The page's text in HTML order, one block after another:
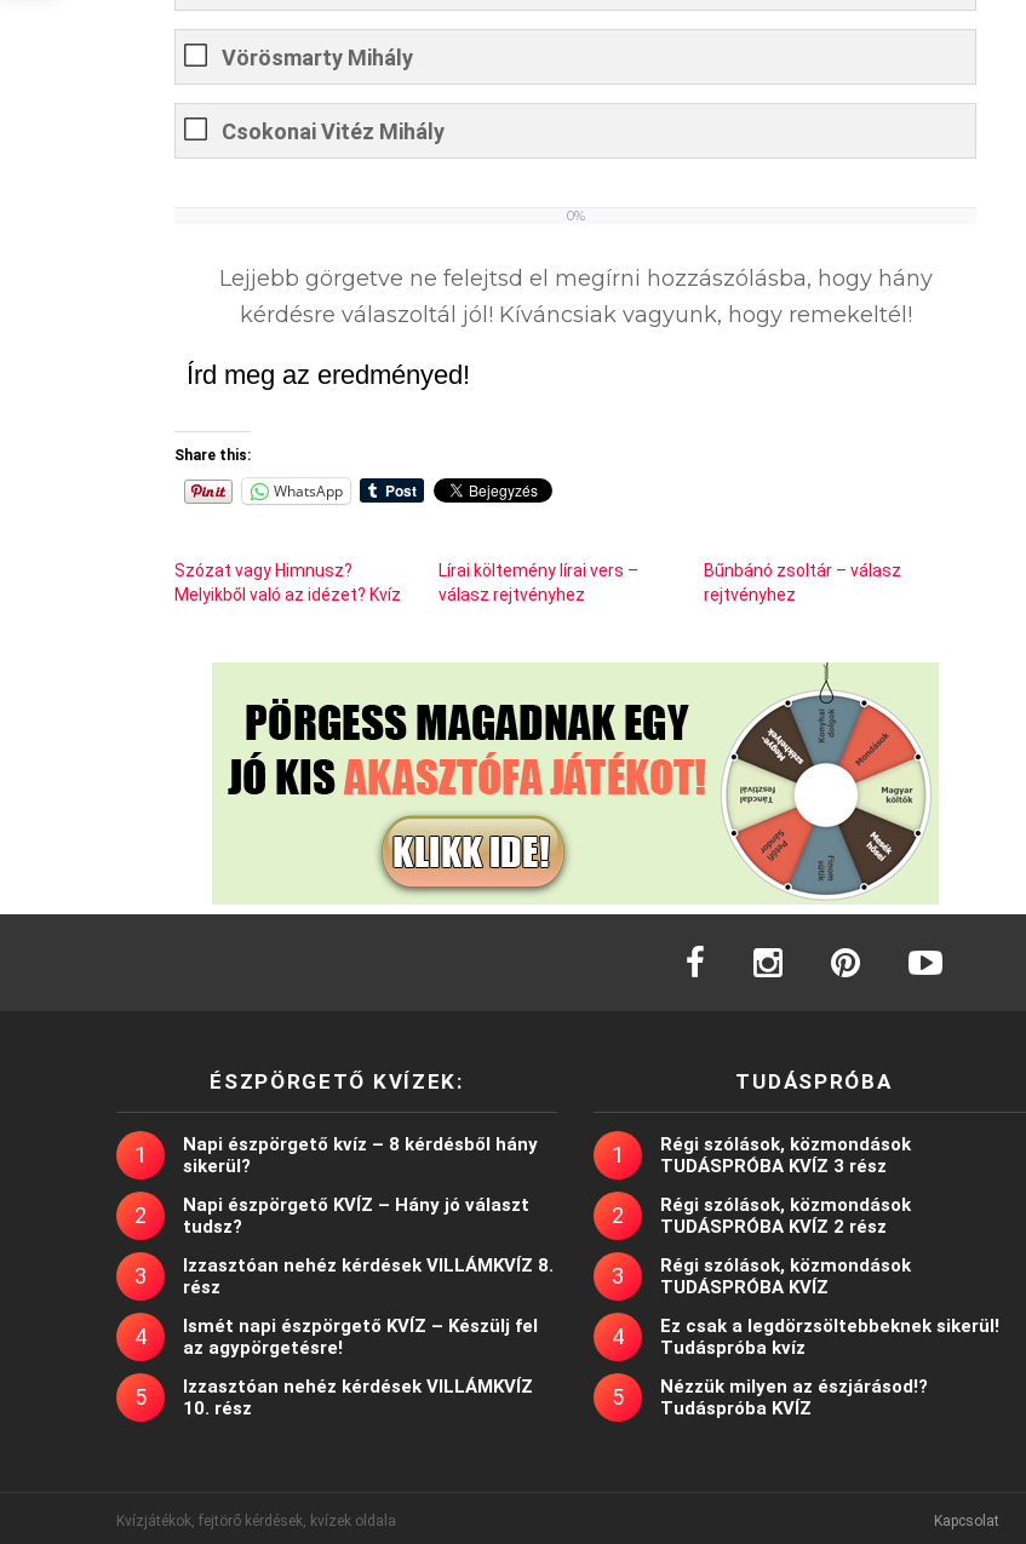
Vörösmarty Mihály
Csokonai Vitéz Mihály
0%
Lejjebb görgetve ne felejtsd el megírni hozzászólásba, hogy hány
kérdésre válaszoltál jól! Kíváncsiak vagyunk, hogy remekeltél!
Írd meg az eredményed!
Share this:
WhatsApp
Szózat vagy Himnusz?
Melyikből való az idézet? Kvíz
Lírai költemény lírai vers –
válasz rejtvényhez
Bűnbánó zsoltár – válasz
rejtvényhez
facebook instagram
ÉSZPÖRGETŐ KVÍZEK:
Napi észpörgető kvíz – 8 kérdésből hány
sikerül?
Napi észpörgető KVÍZ – Hány jó választ
tudsz?
Izzasztóan nehéz kérdések VILLÁMKVÍZ 8.
rész
Ismét napi észpörgető KVÍZ – Készülj fel
az agypörgetésre!
Izzasztóan nehéz kérdések VILLÁMKVÍZ
10. rész
TUDÁSPRÓBA
Régi szólások, közmondások
TUDÁSPRÓBA KVÍZ 3 rész
Régi szólások, közmondások
TUDÁSPRÓBA KVÍZ 2 rész
Régi szólások, közmondások
TUDÁSPRÓBA KVÍZ
Ez csak a legdörzsöltebbeknek sikerül!
Tudáspróba kvíz
Nézzük milyen az észjárásod!?
Tudáspróba KVÍZ
Kvízjátékok, fejtörő kérdések, kvízek oldala Kapcsolat